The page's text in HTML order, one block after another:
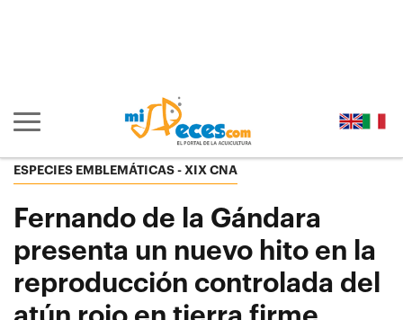
Mostrar/ocultar navegación principal
ESPECIES EMBLEMÁTICAS XIX CNA
Fernando de la Gándara
presenta un nuevo hito en la
reproducción controlada del